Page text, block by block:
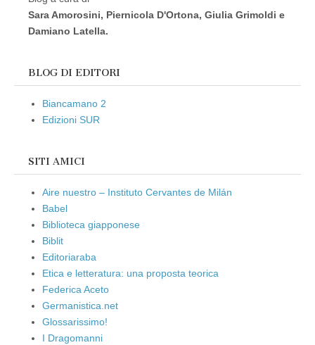
Sara Amorosini, Piernicola D'Ortona, Giulia Grimoldi e
Damiano Latella.
BLOG DI EDITORI
Biancamano 2
Edizioni SUR
SITI AMICI
Aire nuestro – Instituto Cervantes de Milán
Babel
Biblioteca giapponese
Biblit
Editoriaraba
Etica e letteratura: una proposta teorica
Federica Aceto
Germanistica.net
Glossarissimo!
I Dragomanni